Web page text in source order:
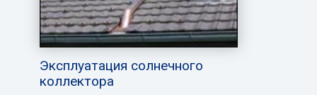
Эксплуатация солнечного
коллектора